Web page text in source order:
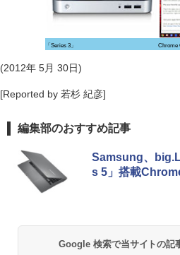
「Series 3」 Chrome
(2012年 5月 30日)
[Reported by 若杉 紀彦]
編集部のおすすめ記事
Samsung、
s 5」搭載
Google 検索で当サイトの記